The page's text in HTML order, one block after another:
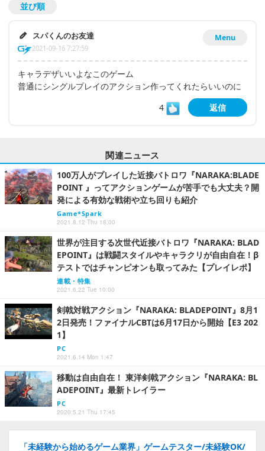
並び順
Menu
スパくんのお友達
2021-09-16 7:27:59
キャラデザいいよなこのゲーム
普通にシングルプレイのアクション作ってくれたらいいのに
4
返信
関連ニュース
100万人がプレイした近接バトロワ『NARAKA:BLADE
POINT 』ってアクションゲームが苦手でも大丈夫？開
発による有効な戦術や立ち回りも紹介
Game*Spark
2021.8.12 Thu 18:00
世界が注目する次世代近接バトロワ『NARAKA: BLAD
EPOINT』は戦闘スタイルやキャラクリが自由自在！β
テストではチャンピオンも取ってみた【プレイレポ】
連載・特集
2021.6.22 Tue 10:00
剣戟対戦アクション『NARAKA: BLADEPOINT』8月1
2日発売！ファイナルCBTは6月17日から開始【E3 202
1】
PC
2021.6.14 Mon 1:47
移動は自由自在！ 東洋剣戟アクション『NARAKA: BL
ADEPOINT』最新トレイラー
PC
2020.5.21 Thu 17:45
「未経験から始めるゲーム業界」ゲームテスター/未経験OK/